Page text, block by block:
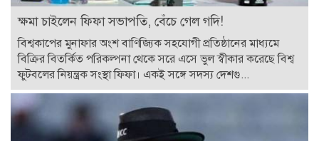
ক্ষমা চাইলেন ফিফা সভাপতি, বেঁচে গেল গদি!
বিশ্বকাপের মুনাফার অংশ বাণিজ্যিক সহযোগী প্রতিষ্ঠানের মাধ্যমে
বিক্রির বিতর্কিত পরিকল্পনা থেকে সরে এসে ভুল স্বীকার করেছে বিশ্ব
ফুটবলের নিয়ন্ত্রক সংস্থা ফিফা। একই সঙ্গে সদস্য দেশগু...